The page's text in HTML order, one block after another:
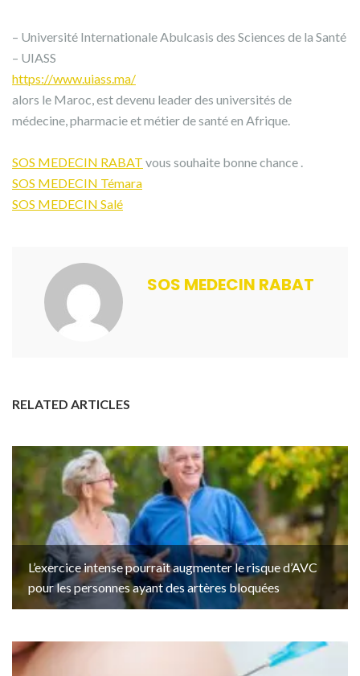
– Université Internationale Abulcasis des Sciences de la Santé
– UIASS
https://www.uiass.ma/
alors le Maroc, est devenu leader des universités de
médecine, pharmacie et métier de santé en Afrique.
SOS MEDECIN RABAT vous souhaite bonne chance .
SOS MEDECIN Témara
SOS MEDECIN Salé
SOS MEDECIN RABAT
RELATED ARTICLES
L’exercice intense pourrait augmenter le risque d’AVC
pour les personnes ayant des artères bloquées